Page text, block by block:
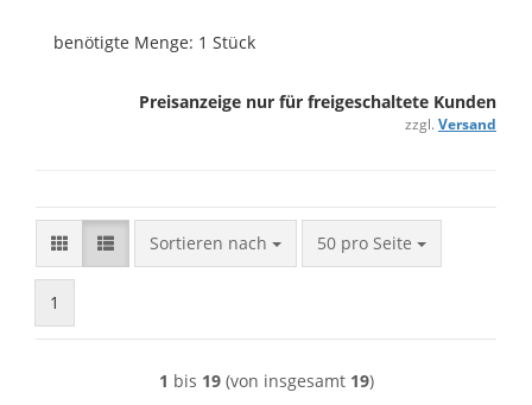
benötigte Menge: 1 Stück
Preisanzeige nur für freigeschaltete Kunden
zzgl. Versand
Sortieren nach
Sortieren nach 50 pro Seite
pro Seite
1
1 bis 19(von insgesamt 19)